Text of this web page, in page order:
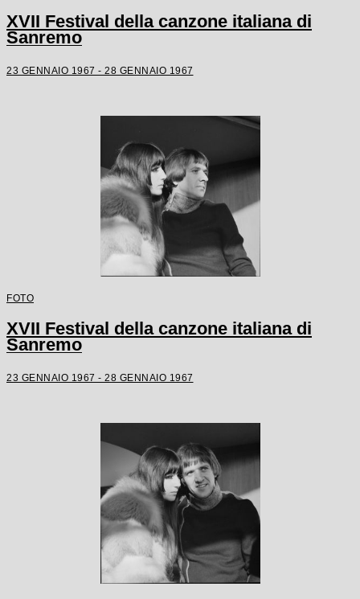
XVII Festival della canzone italiana di
Sanremo
23 GENNAIO 1967 - 28 GENNAIO 1967
FOTO
XVII Festival della canzone italiana di
Sanremo
23 GENNAIO 1967 - 28 GENNAIO 1967